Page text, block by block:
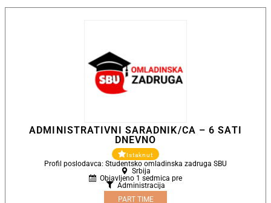
ADMINISTRATIVNI SARADNIK/CA – 6 SATI
DNEVNO
Istaknut
Profil poslodavca: Studentsko omladinska zadruga SBU
Srbija
Objavljeno 1 sedmica pre
Administracija
PART TIME